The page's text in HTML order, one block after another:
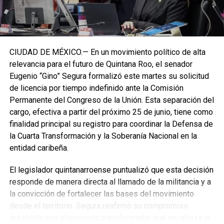
CIUDAD DE MÉXICO.— En un movimiento político de alta
relevancia para el futuro de Quintana Roo, el senador
Eugenio “Gino” Segura formalizó este martes su solicitud
de licencia por tiempo indefinido ante la Comisión
Permanente del Congreso de la Unión. Esta separación del
cargo, efectiva a partir del próximo 25 de junio, tiene como
finalidad principal su registro para coordinar la Defensa de
la Cuarta Transformación y la Soberanía Nacional en la
entidad caribeña.
El legislador quintanarroense puntualizó que esta decisión
responde de manera directa al llamado de la militancia y a
la convicción de fortalecer las bases del movimiento
desde el territorio. Segura reafirmó su compromiso